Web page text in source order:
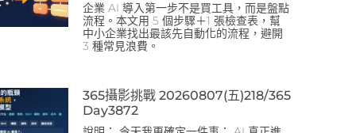
企業 AI 導入第一步不是買工具，而是盤點
流程。本文用 5 個步驟＋1 張檢查表，幫
中小企業找出最該先自動化的流程，避開
3 種常見浪費。
365攝影挑戰 20260807(五)218/365
Day3872